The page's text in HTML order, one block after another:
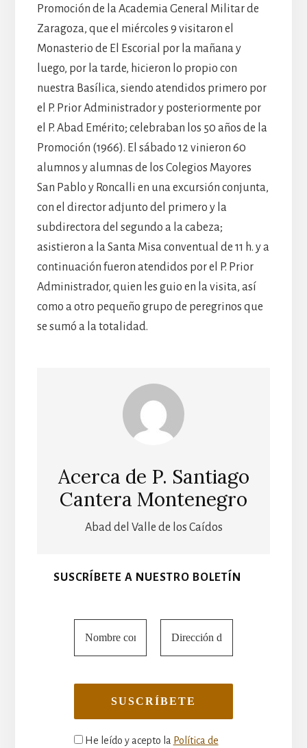
Promoción de la Academia General Militar de
Zaragoza, que el miércoles 9 visitaron el
Monasterio de El Escorial por la mañana y
luego, por la tarde, hicieron lo propio con
nuestra Basílica, siendo atendidos primero por
el P. Prior Administrador y posteriormente por
el P. Abad Emérito; celebraban los 50 años de la
Promoción (1966). El sábado 12 vinieron 60
alumnos y alumnas de los Colegios Mayores
San Pablo y Roncalli en una excursión conjunta,
con el director adjunto del primero y la
subdirectora del segundo a la cabeza;
asistieron a la Santa Misa conventual de 11 h. y a
continuación fueron atendidos por el P. Prior
Administrador, quien les guio en la visita, así
como a otro pequeño grupo de peregrinos que
se sumó a la totalidad.
Acerca de P. Santiago
Cantera Montenegro
Abad del Valle de los Caídos
SUSCRÍBETE A NUESTRO BOLETÍN
He leído y acepto la Política de